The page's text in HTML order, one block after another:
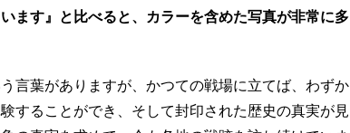
す』と比べると、カラーを含めた写真が非常に多
言葉がありますが、かつての戦場に立てば、わずか
することができ、そして封印された歴史の真実が見